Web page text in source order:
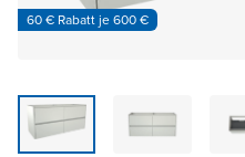
60 € Rabatt je 600 €